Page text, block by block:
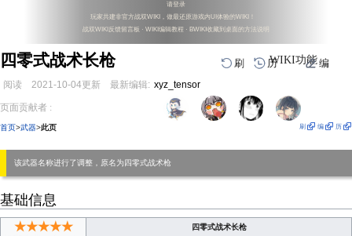
请登录
玩家共建非官方战双WIKI，做最还原游戏内UI体验的WIKI！
战双WIKI反馈留言板 · WIKI编辑教程 · BWIKI收藏到桌面的方法说明
四零式战术长枪 WIKI功能
刷 历 编
阅读 2021-10-04更新 最新编辑: xyz_tensor
到
航
到
索
页面贡献者 :
首页>武器>此页 刷 编 历
该武器名称进行了调整，原名为四零式战术枪
基础信息
★★★★★ 四零式战术长枪